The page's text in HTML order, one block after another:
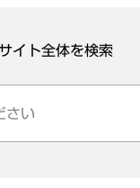
イト全体を検索